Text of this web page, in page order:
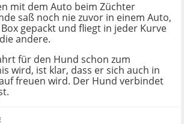
mit dem Auto beim Züchter
saß noch nie zuvor in einem Auto,
gepackt und fliegt in jeder Kurve
andere.
für den Hund schon zum
wird, ist klar, dass er sich auch in
freuen wird. Der Hund verbindet